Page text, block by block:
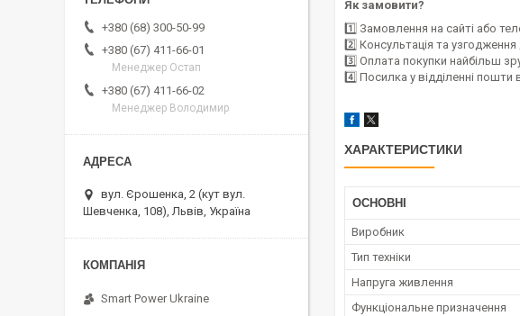
Як замовити?
1️⃣ Замовлення на сайті або
2️⃣ Консультація та
3️⃣ Оплата покупки найбільш
4️⃣ Посилка у відділенні
ХАРАКТЕРИСТИКИ
ОСНОВНІ
Виробник
Тип техніки
Напруга живлення
Функціональне призначення
+380 (68) 300-50-99
+380 (67) 411-66-01
Менеджер Остап
+380 (67) 411-66-02
Менеджер Володимир
вул. Єрошенка, 2 (кут вул.
Шевченка, 108), Львів, Україна
Smart Power Ukraine